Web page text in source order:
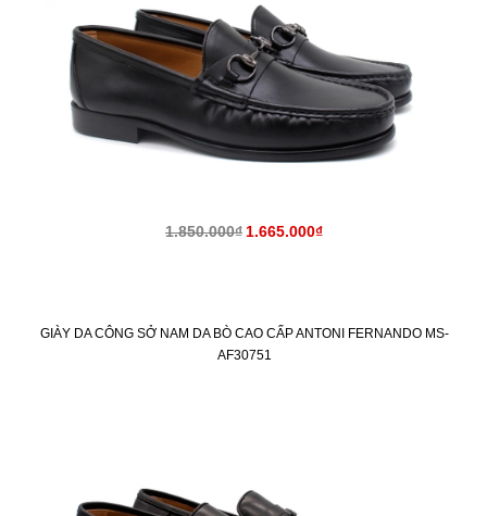
1.850.000₫1.665.000₫
GIÀY DA CÔNG SỞ NAM DA BÒ CAO CẤP ANTONI FERNANDO MS-
AF30751